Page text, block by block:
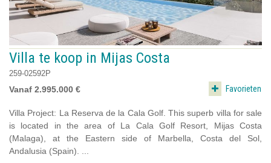
Villa te koop in Mijas Costa
259-02592P
Vanaf 2.995.000 € Favorieten
Villa Project: La Reserva de la Cala Golf. This superb villa for sale
is located in the area of La Cala Golf Resort, Mijas Costa
(Malaga), at the Eastern side of Marbella, Costa del Sol,
Andalusia (Spain). ...